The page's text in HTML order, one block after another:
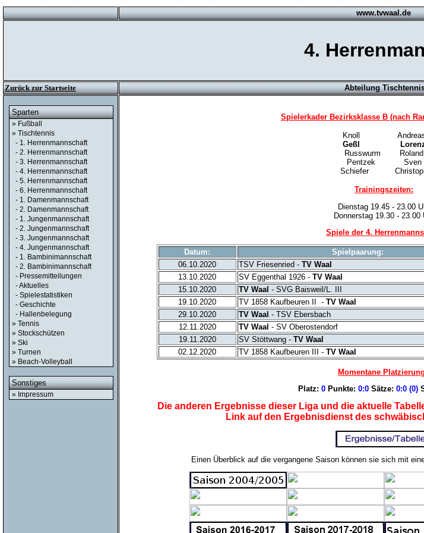
www.tvwaal.de
4.
Zurück zur Startseite Abteilung
Sparten
» Fußball
» Tischtennis
- 1. Herrenmannschaft
- 2. Herrenmannschaft
- 3. Herrenmannschaft
- 4. Herrenmannschaft
- 5. Herrenmannschaft
- 6. Herrenmannschaft
- 1. Damenmannschaft
- 2. Damenmannschaft
- 1. Jungenmannschaft
- 2. Jungenmannschaft
- 3. Jungenmannschaft
- 4. Jungenmannschaft
- 1. Bambinimannschaft
- 2. Bambinimannschaft
- Pressemitteilungen
- Aktuelles
- Spielestatistiken
- Geschichte
- Hallenbelegung
» Tennis
» Stockschützen
» Ski
» Turnen
» Beach-Volleyball
Sonstiges
» Impressum
Spielerkader Bezirksklasse B (nach
Knoll
Geßl
Russwurm Roland
Pentzek Sven
Schiefer
Trainingszeiten:
Dienstag 19.45 - 23.00
Donnerstag 19.30 - 23.00
Spiele der 4.
Datum: Spielpaarung:
06.10.2020
TSV Friesenried - TV Waal
13.10.2020
SV Eggenthal 1926 - TV Waal
15.10.2020
TV Waal - SVG Baisweil/L. III
19.10.2020
TV 1858 Kaufbeuren II - TV Waal
29.10.2020
TV Waal - TSV Ebersbach
12.11.2020
TV Waal - SV Oberostendorf
19.11.2020
SV Stöttwang - TV Waal
02.12.2020
TV 1858 Kaufbeuren III - TV Waal
Momentane
Platz: 0 Punkte: 0:0Sätze: 0:0 (0)
Die anderen Ergebnisse dieser Liga und die aktuelle
Link auf den Ergebnisdienst des
Einen Überblick auf die vergangene Saison können sie sich mit